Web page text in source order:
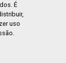
É
uso